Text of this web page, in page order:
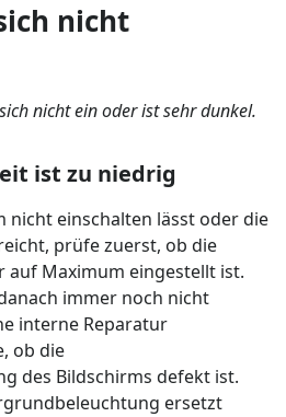
nicht
nicht ein oder ist sehr dunkel.
ist zu niedrig
nicht einschalten lässt oder die
prüfe zuerst, ob die
auf Maximum eingestellt ist.
immer noch nicht
interne Reparatur
ob die
des Bildschirms defekt ist.
ersetzt